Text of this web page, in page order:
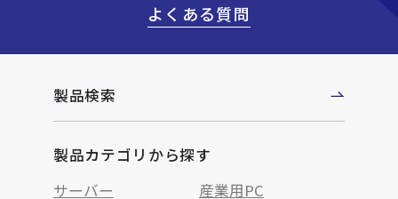
よくある質問
製品検索
製品カテゴリから探す
サーバー
産業用PC